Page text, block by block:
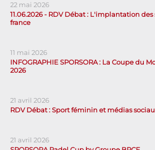
22 mai 2026
11.06.2026 - RDV Débat : L'implantation des
france
11 mai 2026
INFOGRAPHIE SPORSORA : La Coupe du
2026
21 avril 2026
RDV Débat : Sport féminin et médias
21 avril 2026